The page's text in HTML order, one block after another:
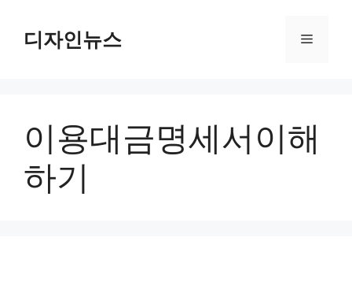
디자인뉴스 메
이용대금명세서이해
하기